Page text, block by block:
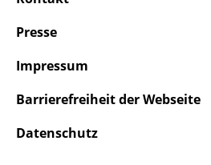
Presse
Impressum
Barrierefreiheit der Webseite
Datenschutz